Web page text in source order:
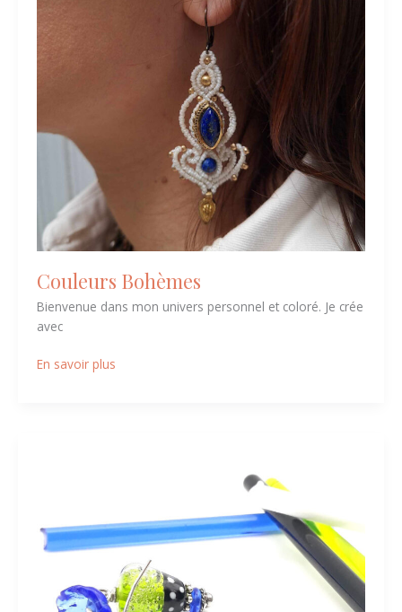
Couleurs Bohèmes
Bienvenue dans mon univers personnel et coloré. Je crée
avec
En savoir plus
Sophie